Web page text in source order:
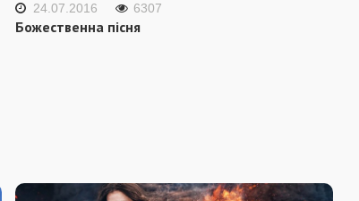
24.07.2016 6307
Божественна пісня